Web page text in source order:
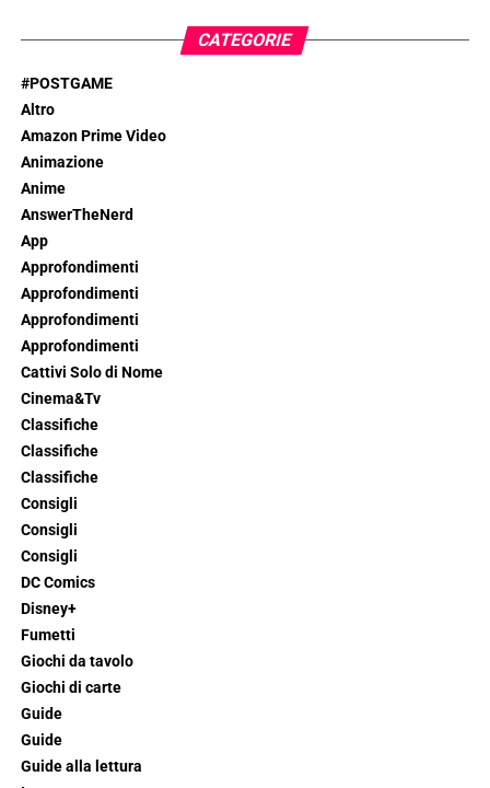
CATEGORIE
#POSTGAME
Altro
Amazon Prime Video
Animazione
Anime
AnswerTheNerd
App
Approfondimenti
Approfondimenti
Approfondimenti
Approfondimenti
Cattivi Solo di Nome
Cinema&Tv
Classifiche
Classifiche
Classifiche
Consigli
Consigli
Consigli
DC Comics
Disney+
Fumetti
Giochi da tavolo
Giochi di carte
Guide
Guide
Guide alla lettura